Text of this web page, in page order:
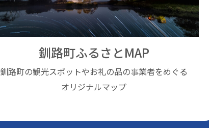
釧路町ふるさとMAP
釧路町の観光スポットやお礼の品の事業者をめぐる
オリジナルマップ